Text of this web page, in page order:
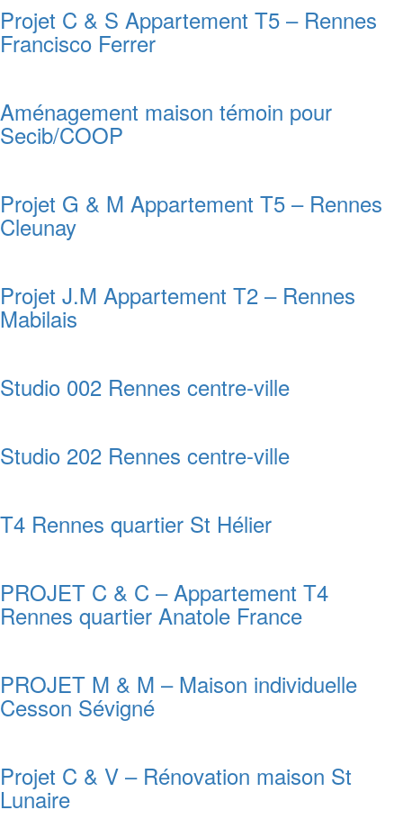
Projet C & S Appartement T5 – Rennes
Francisco Ferrer
Aménagement maison témoin pour
Secib/COOP
Projet G & M Appartement T5 – Rennes
Cleunay
Projet J.M Appartement T2 – Rennes
Mabilais
Studio 002 Rennes centre-ville
Studio 202 Rennes centre-ville
T4 Rennes quartier St Hélier
PROJET C & C – Appartement T4
Rennes quartier Anatole France
PROJET M & M – Maison individuelle
Cesson Sévigné
Projet C & V – Rénovation maison St
Lunaire